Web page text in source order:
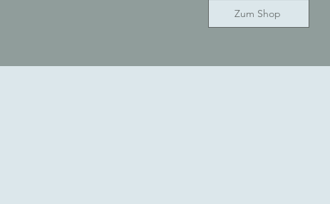
Zum Shop